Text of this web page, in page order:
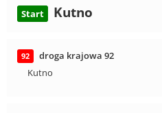
Start Kutno
92
droga krajowa 92
Kutno